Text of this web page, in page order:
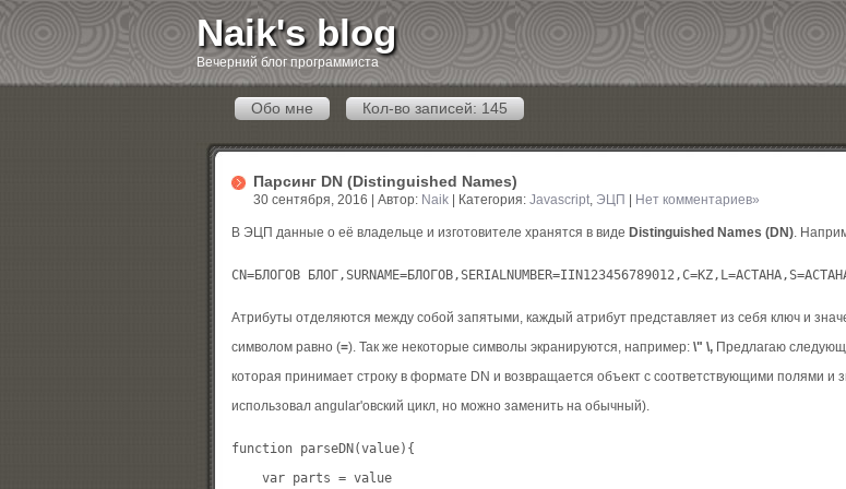
Naik's blog
Вечерний блог программиста
Обо мне Кол-во записей: 145
Парсинг DN (Distinguished Names)
30 сентября, 2016 | Автор: Naik| Категория: Javascript, ЭЦП Нет комментариев»
В ЭЦП данные о её владельце и изготовителе хранятся в виде Distinguished Names (DN).
Атрибуты отделяются между собой запятыми, каждый атрибут представляет из себя ключ и
символом равно (=). Так же некоторые символы экранируются, например: \" \,Предлагаю
которая принимает строку в формате DN и возвращается объект с соответствующими полями и
использовал angular'овский цикл, но можно заменить на обычный).
function parseDN(value){
    var parts = value